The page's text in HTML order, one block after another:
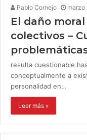
Pablo Cornejo marzo
El daño
colectivos –
resulta cuestionable
conceptualmente a
personalidad en…
Leer más »